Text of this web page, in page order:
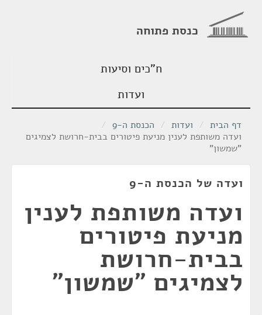
כנסת פתוחה
ח"כים וסיעות
ועדות
דף הבית / ועדות / הכנסת ה-9
/
ועדה משותפת לענין מניעת פיטורים בבית-חרושת לצמיגים
"שמשון"
ועדה של הכנסת ה-9
ועדה משותפת לענין
מניעת פיטורים
בבית-חרושת
לצמיגים "שמשון"